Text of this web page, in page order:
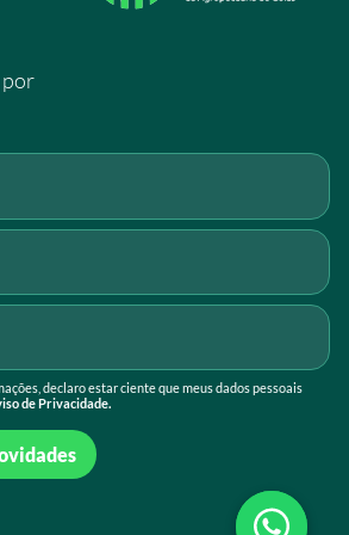
por
declaro estar ciente que meus dados pessoais
de Privacidade.